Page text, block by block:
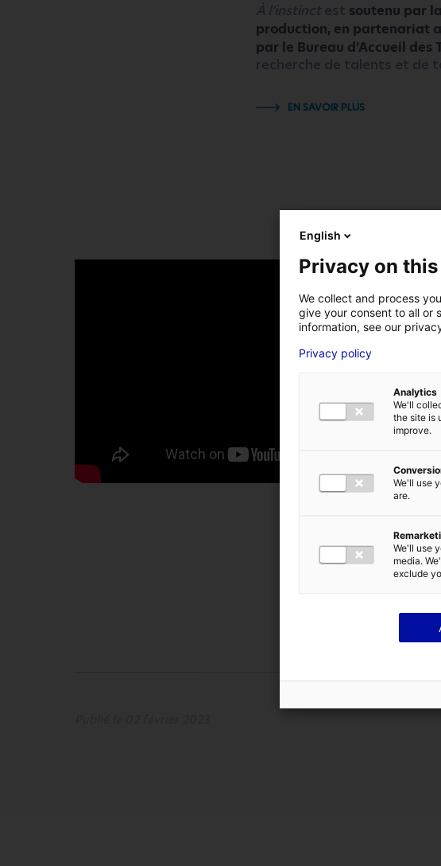
À l’instinct est soutenu par
production, en partenariat
par le Bureau d’Accueil des
recherche de talents et de
EN SAVOIR PLUS
English
Privacy on
We collect and process
give your consent to all or
information, see our
Privacy policy
Analytics
We'll
the site is
improve.
We'll use
are.
We'll use
media.
exclude